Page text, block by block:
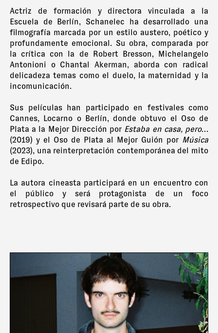
Actriz de formación y directora vinculada a la
Escuela de Berlín, Schanelec ha desarrollado una
filmografía marcada por un estilo austero, poético y
profundamente emocional. Su obra, comparada por
la crítica con la de Robert Bresson, Michelangelo
Antonioni o Chantal Akerman, aborda con radical
delicadeza temas como el duelo, la maternidad y la
incomunicación.
Sus películas han participado en festivales como
Cannes, Locarno o Berlín, donde obtuvo el Oso de
Plata a la Mejor Dirección por Estaba en casa, pero…
(2019) y el Oso de Plata al Mejor Guión por Música
(2023), una reinterpretación contemporánea del mito
de Edipo.
La autora cineasta participará en un encuentro con
el público y será protagonista de un foco
retrospectivo que revisará parte de su obra.